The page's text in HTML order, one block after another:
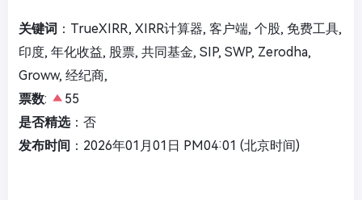
关键词 ：TrueXIRR, XIRR计算器, 客户端, 个股, 免费工具,
印度, 年化收益, 股票, 共同基金, SIP, SWP, Zerodha,
Groww, 经纪商,
票数:
55
是否精选：否
发布时间 ：2026年01月01日 PM04:01 (北京时间)